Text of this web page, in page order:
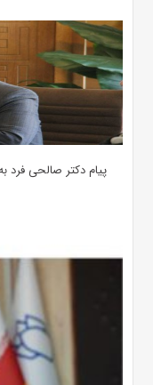
پیام دکتر صالحی فرد